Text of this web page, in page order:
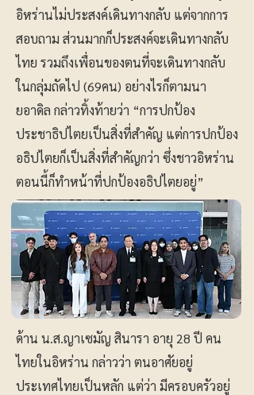
อิหร่านไม่ประสงค์เดินทางกลับ แต่จากการ
สอบถาม ส่วนมากก็ประสงค์จะเดินทางกลับ
ไทย รวมถึงเพื่อนของตนที่จะเดินทางกลับ
ในกลุ่มถัดไป (69คน) อย่างไรก็ตามนา
ยอาดิล กล่าวทิ้งท้ายว่า “การปกป้อง
ประชาธิปไตยเป็นสิ่งที่สำคัญ แต่การปกป้อง
อธิปไตยก็เป็นสิ่งที่สำคัญกว่า ซึ่งชาวอิหร่าน
ตอนนี้ก็ทำหน้าที่ปกป้องอธิปไตยอยู่”
ด้าน น.ส.ญาเซมัญ สินารา อายุ 28 ปี คน
ไทยในอิหร่าน กล่าวว่า ตนอาศัยอยู่
ประเทศไทยเป็นหลัก แต่ว่า มีครอบครัวอยู่